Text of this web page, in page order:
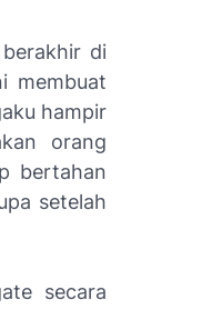
di
membuat
hampir
orang
bertahan
setelah
secara